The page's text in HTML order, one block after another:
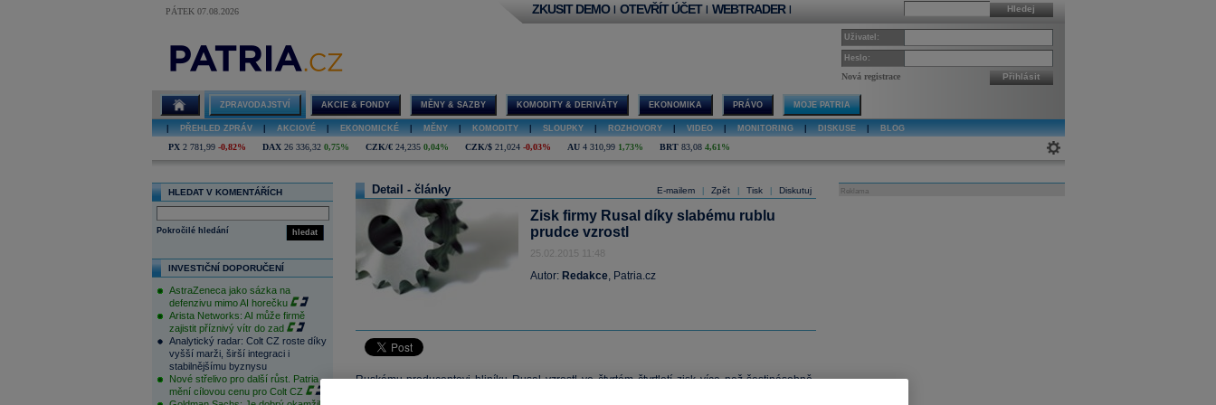
PÁTEK 07.08.2026 Hledej
ZKUSIT DEMO | OTEVŘÍT ÚČET | WEBTRADER |
Uživatel:
Heslo:
Nová registrace Přihlásit
ZPRAVODAJSTVÍ AKCIE & FONDY MĚNY & SAZBY KOMODITY & DERIVÁTY EKONOMIKA PRÁVO MOJE PATRIA
PŘEHLED ZPRÁV AKCIOVÉ EKONOMICKÉ MĚNY KOMODITY SLOUPKY ROZHOVORY VIDEO MONITORING DISKUSE BLOG
PX 2 781,99 -0,82% DAX 26 336,32 0,75% CZK/€ 24,235 0,04% CZK/$ 21,024 -0,03% AU 4 310,99 1,73% BRT 83,08 4,61%
HLEDAT V KOMENTÁŘÍCH
hledat
Pokročilé hledání
INVESTIČNÍ DOPORUČENÍ
AstraZeneca jako sázka na
defenzivu mimo AI horečku
Arista Networks: AI může firmě
zajistit příznivý vítr do zad
Analytický radar: Colt CZ roste díky
vyšší marži, širší integraci i
stabilnějšímu byznysu
Nové střelivo pro další růst. Patria
mění cílovou cenu pro Colt CZ
E-mailem Zpět Tisk Diskutuj
Detail - články
Zisk firmy Rusal díky slabému rublu
prudce vzrostl
25.02.2015 11:48
Autor: Redakce, Patria.cz
Ruskému producentovi hliníku Rusal vzrostl ve čtvrtém čtvrtletí zisk více než šestinásobně.
Reklama